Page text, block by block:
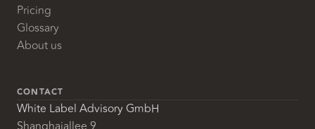
Pricing
Glossary
About us
CONTACT
White Label Advisory GmbH